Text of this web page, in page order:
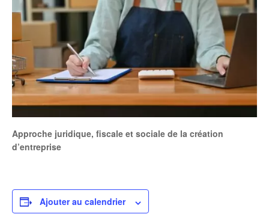
Approche juridique, fiscale et sociale de la création
d’entreprise
Ajouter au calendrier